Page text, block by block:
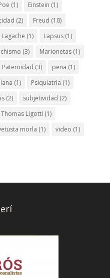
(1) Einstein (1)
(2) Freud (10)
Lagache (1) Lapsus(1)
(3) Marionetas(1)
Paternidad (3) pena (1)
(1) Psiquiatría (1)
(2) subjetividad (2)
Thomas Ligotti (1)
morla (1) video (1)